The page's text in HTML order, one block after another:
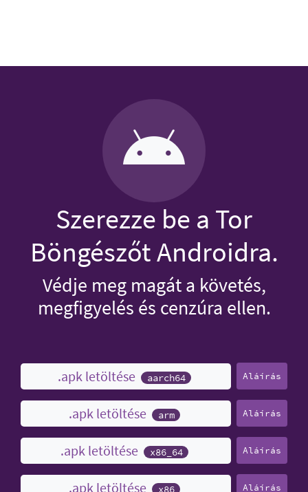
Szerezze be a Tor
Böngészőt Androidra.
Védje meg magát a követés,
megfigyelés és cenzúra ellen.
.apk letöltése aarch64 Aláírás
.apk letöltése arm Aláírás
.apk letöltése x86_64 Aláírás
.apk letöltése x86 Aláírás